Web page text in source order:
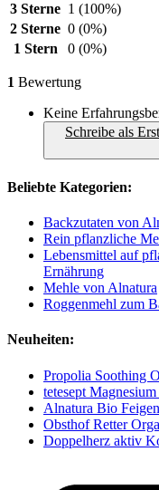
3 Sterne 1 (100%)
2 Sterne 0 (0%)
1 Stern
0 (0%)
1 Bewertung
Keine
Schreibe als
Beliebte Kategorien:
Backzutaten von
Rein pflanzliche
Lebensmittel auf
Ernährung
Mehle von Alnatura
Roggenmehl zum
Neuheiten:
Propolia Soothing
tetesept
Alnatura Bio Feigen
Obsthof Retter
Doppelherz aktiv